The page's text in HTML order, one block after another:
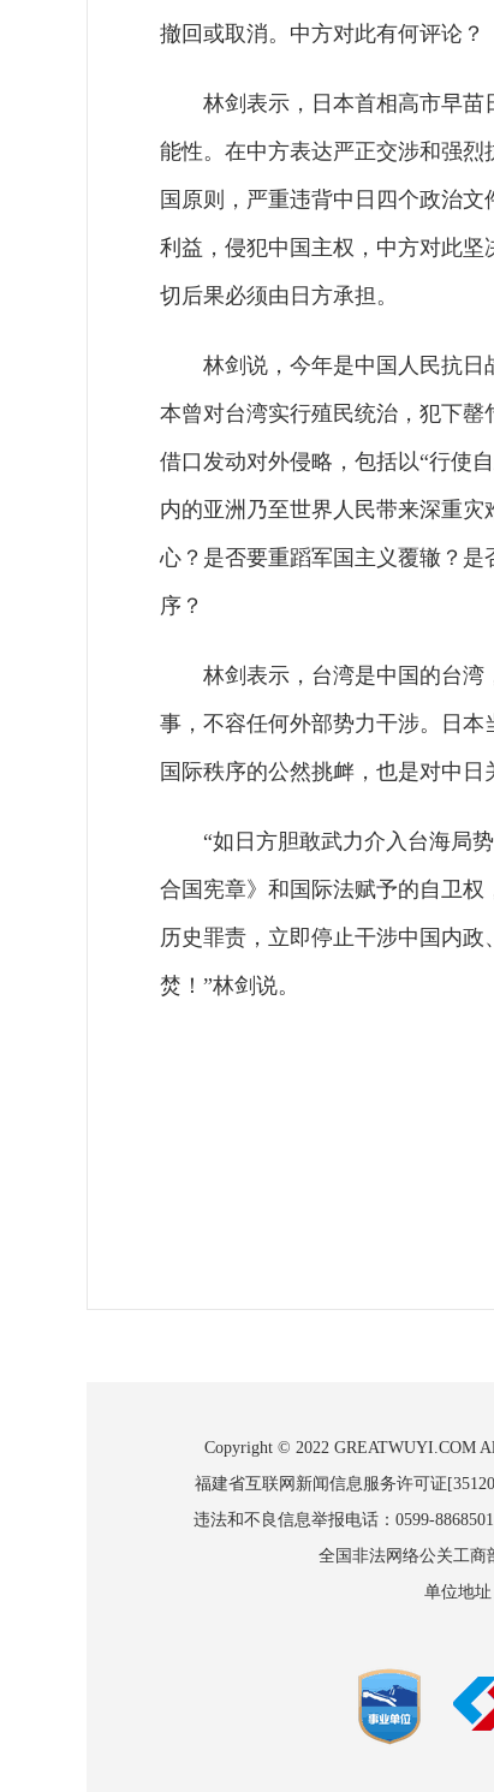
撤回或取消。中方对此有何评论？
林剑表示，日本首相高市早
能性。在中方表达严正交涉和强
国原则，严重违背中日四个政治
利益，侵犯中国主权，中方对此
切后果必须由日方承担。
林剑说，今年是中国人民抗日
本曾对台湾实行殖民统治，犯下罄
借口发动对外侵略，包括以“行使
内的亚洲乃至世界人民带来深重
心？是否要重蹈军国主义覆辙？
序？
林剑表示，台湾是中国的台
事，不容任何外部势力干涉。日
国际秩序的公然挑衅，也是对中日
“如日方胆敢武力介入台海局
合国宪章》和国际法赋予的自卫
历史罪责，立即停止干涉中国内
焚！”林剑说。
Copyright © 2022 GREATWUYI.COM
福建省互联网新闻信息服务许可证
违法和不良信息举报电话：0599-
全国非法网络公关工商
单位地